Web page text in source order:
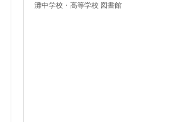
灘中学校・高等学校 図書館